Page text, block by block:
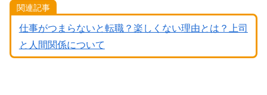
関連記事
仕事がつまらないと転職？楽しくない理由とは？上司
と人間関係について